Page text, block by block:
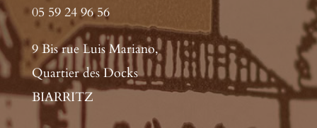
05 59 24 96 56
9 Bis rue Luis Mariano,
Quartier des Docks
BIARRITZ